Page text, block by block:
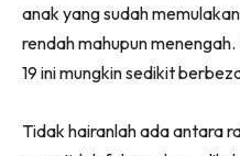
anak yang sudah
rendah mahupun
19 ini mungkin sedikit
Tidak hairanlah ada antara